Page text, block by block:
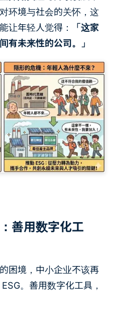
环境与社会的关怀，这
让年轻人觉得：
「这家
有未来性的公司。」
善用数字化工
困境，中小企业不该再
。善用数字化工具，